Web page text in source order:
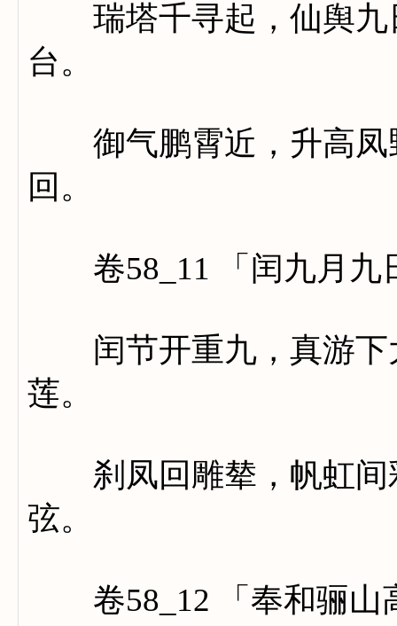
瑞塔千寻起，仙舆九
台。
御气鹏霄近，升高凤
回。
卷58_11 「闰九月九
闰节开重九，真游下
莲。
刹凤回雕辇，帆虹间
弦。
卷58_12 「奉和骊山